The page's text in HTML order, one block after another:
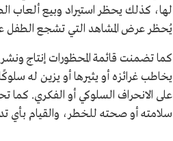
لها، كذلك يحظر استيراد وبيع ألعاب
يُحظر عرض المشاهد التي تشجع الطفل
كما تضمنت قائمة المحظورات إنتاج
يخاطب غرائزه أو يثيرها أو يزين له
على الانحراف السلوكي أو الفكري. كما
سلامته أو صحته للخطر، والقيام بأي